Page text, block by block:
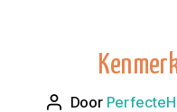
Berichtauteur
Door